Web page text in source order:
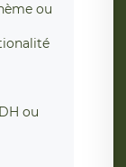
ou
ou